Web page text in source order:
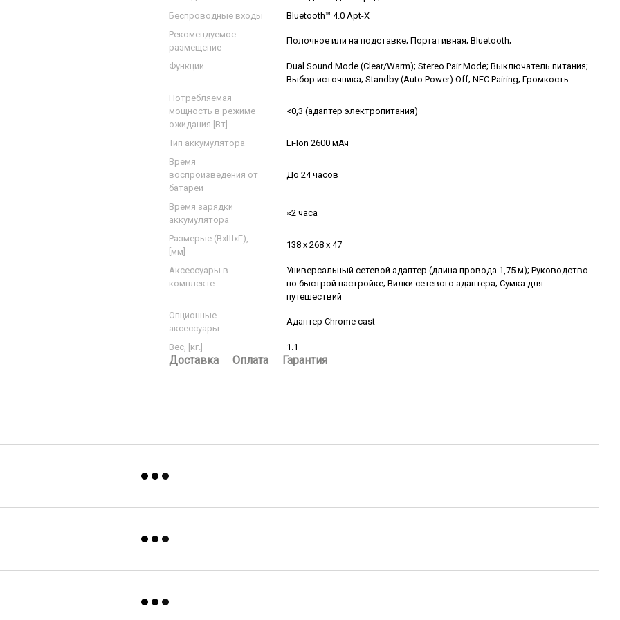
Беспроводные входы
Bluetooth™ 4.0 Apt-X
Рекомендуемое
размещение
Полочное или на подставке; Портативная; Bluetooth;
Функции
Dual Sound Mode (Clear/Warm); Stereo Pair Mode; Выключатель питания;
Выбор источника; Standby (Auto Power) Off; NFC Pairing; Громкость
Потребляемая
мощность в режиме
ожидания [Вт]
<0,3 (адаптер электропитания)
Тип аккумулятора
Li-Ion 2600 мАч
Время
воспроизведения от
батареи
До 24 часов
Время зарядки
аккумулятора
≈2 часа
Размерые (ВxШxГ),
[мм]
138 x 268 x 47
Аксессуары в
комплекте
Универсальный сетевой адаптер (длина провода 1,75 м); Руководство
по быстрой настройке; Вилки сетевого адаптера; Сумка для
путешествий
Опционные
аксессуары
Адаптер Chrome cast
Вес, [кг.] 1.1
Доставка Оплата Гарантия